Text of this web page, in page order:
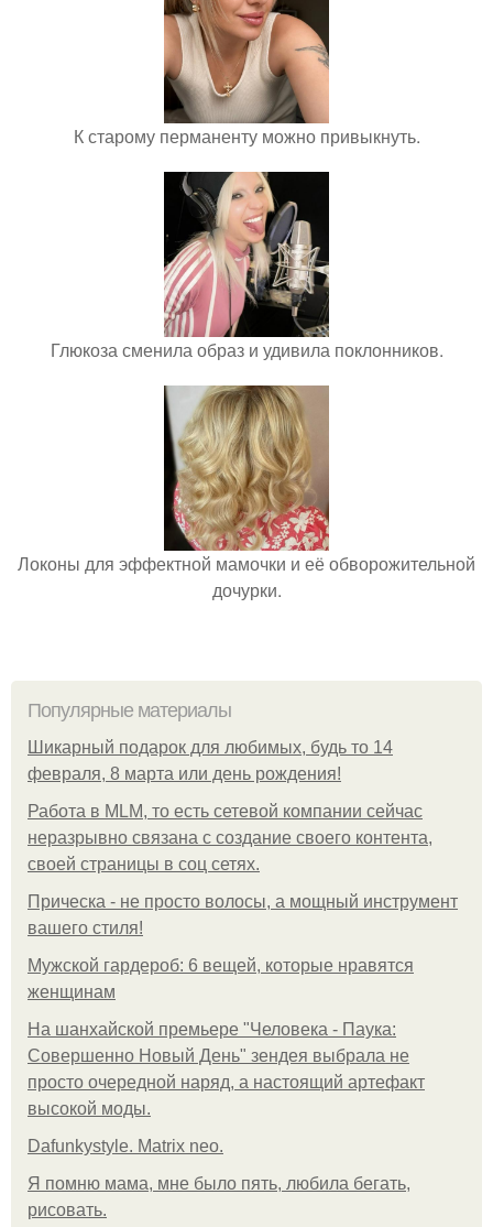
К старому перманенту можно привыкнуть.
Глюкоза сменила образ и удивила поклонников.
Локоны для эффектной мамочки и её обворожительной
дочурки.
Популярные материалы
Шикарный подарок для любимых, будь то 14
февраля, 8 марта или день рождения!
Работа в MLM, то есть сетевой компании сейчас
неразрывно связана с создание своего контента,
своей страницы в соц сетях.
Прическа - не просто волосы, а мощный инструмент
вашего стиля!
Мужской гардероб: 6 вещей, которые нравятся
женщинам
На шанхайской премьере "Человека - Паука:
Совершенно Новый День" зендея выбрала не
просто очередной наряд, а настоящий артефакт
высокой моды.
Dafunkystyle. Matrix neo.
Я помню мама, мне было пять, любила бегать,
рисовать.